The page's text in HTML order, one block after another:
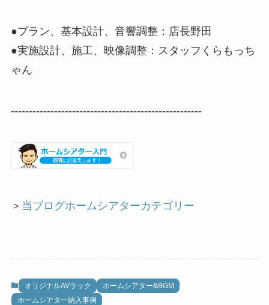
●プラン、基本設計、音響調整：店長野田
●実施設計、施工、映像調整：スタッフくらもっち
ゃん
-----------------------------------------------------
＞ 当ブログホームシアターカテゴリー
オリジナルAVラック
ホームシアター&BGM
ホームシアター納入事例